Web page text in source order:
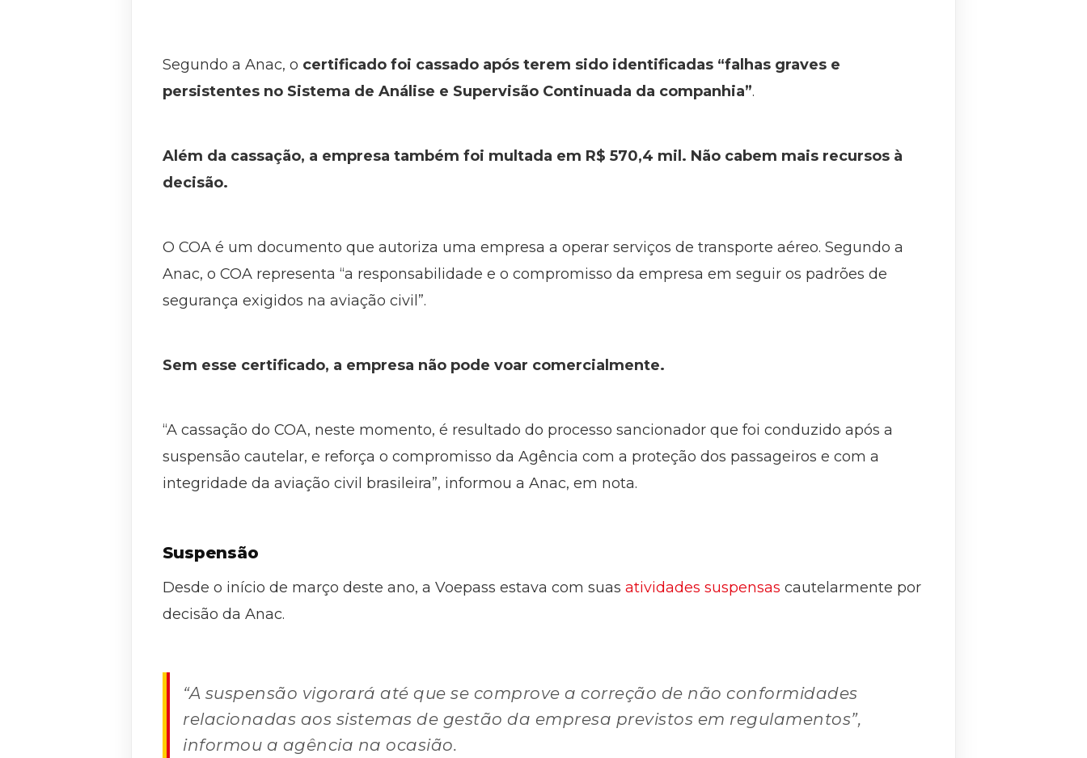
Segundo a Anac, o certificado foi cassado após terem sido identificadas “falhas graves e
persistentes no Sistema de Análise e Supervisão Continuada da companhia”.
Além da cassação, a empresa também foi multada em R$ 570,4 mil. Não cabem mais recursos à
decisão.
O COA é um documento que autoriza uma empresa a operar serviços de transporte aéreo. Segundo a
Anac, o COA representa “a responsabilidade e o compromisso da empresa em seguir os padrões de
segurança exigidos na aviação civil”.
Sem esse certificado, a empresa não pode voar comercialmente.
“A cassação do COA, neste momento, é resultado do processo sancionador que foi conduzido após a
suspensão cautelar, e reforça o compromisso da Agência com a proteção dos passageiros e com a
integridade da aviação civil brasileira”, informou a Anac, em nota.
Suspensão
Desde o início de março deste ano, a Voepass estava com suas atividades suspensas cautelarmente por
decisão da Anac.
“A suspensão vigorará até que se comprove a correção de não conformidades
relacionadas aos sistemas de gestão da empresa previstos em regulamentos”,
informou a agência na ocasião.